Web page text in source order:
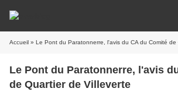
Accueil » Le Pont du Paratonnerre, l'avis du CA du Comité de
Le Pont du Paratonnerre, l'avis
de Quartier de Villeverte